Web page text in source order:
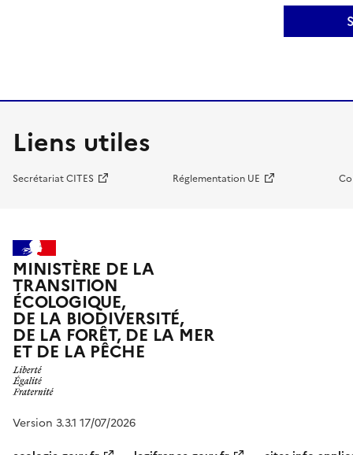
Liens utiles
Secrétariat CITES Réglementation UE
MINISTÈRE DE LA
TRANSITION
ÉCOLOGIQUE,
DE LA BIODIVERSITÉ,
DE LA FORÊT, DE LA MER
ET DE LA PÊCHE
Version 3.3.1 17/07/2026